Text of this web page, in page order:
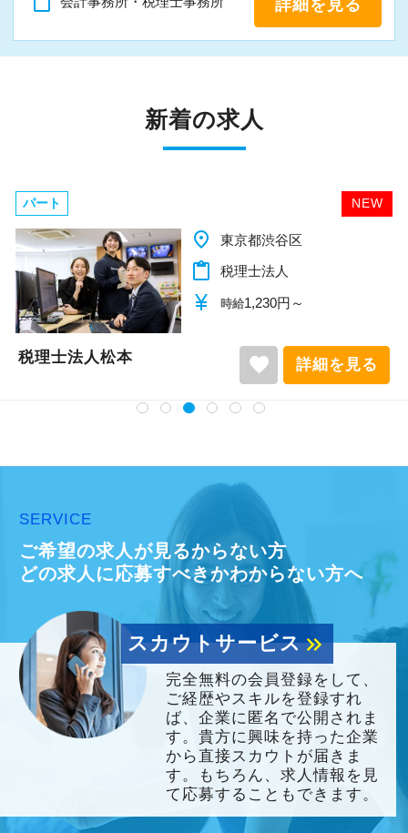
【人と話すことが好きな方】
日々の雑談の中から改善点も見つかってお
「もっとこうしたら良くなると思う」「こ
うしたら効率的だった！」などなど
意見も言いやすい環境です。
人とコミュニケーションをとることが好き
な方、お待ちしております！
伸び盛りの活気ある事務所で、さまざまな税
お客様の笑顔にふれながら自分自身の成長を
感じることができる、やりがいのある職場で
す。
ぜひ、一緒に事務所を盛り上げていきましょ
う！
リクルートサイトはこちら：
https://www.wishkaikei.site/
確定申告お疲れ様でした～！ちょ
っと高級なお店で食事会をしています。
９月 入所式
入所式後は、社員懇親会で親交を
深めています。
（７）研修
​育成・研修には自信があります！
朝の勉強会（税務通信・月刊税理）や
毎週のＤＶＤ研修会、ビズアップオンデ
マンド研修 等々
在職中に税理士試験の科目合格をした場
合、資格手当を支給！
税法科目 時給１００円アップ
会計科目 時給５０円アップ
＜予備校の受講費用の補助＞
税理士試験で科目合格をした場合、予備
校の受講費用の内、
最大20万円が支給されます。（別途、支
給要件あり）
＜ビジネス手当＞
年間5,000円のビジネス手当を支給してい
詳細を見る
新着の求人
NEW
パート
place 千葉県柏市
content_paste 税理士法人
currency_yen 時給1,140円～
税理士法人松本 favorite 詳細を見る
SERVICE
ご希望の求人が見るからない方
どの求人に応募すべきかわからない方へ
スカウトサービスkeyboard_double_arrow_right
完全無料の会員登録をして、
ご経歴やスキルを登録すれ
ば、企業に匿名で公開されま
す。貴方に興味を持った企業
から直接スカウトが届きま
す。もちろん、求人情報を見
て応募することもできます。